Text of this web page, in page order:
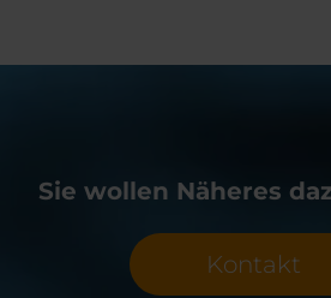
Sie wollen Näheres
Kontakt